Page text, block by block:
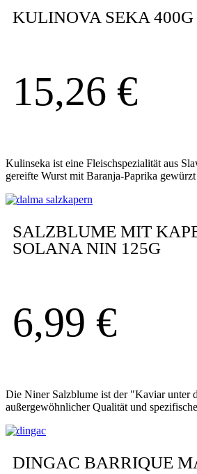
KULINOVA SEKA
15,26 €
Kulinseka ist eine Fleischspezialität aus
gereifte Wurst mit Baranja-Paprika
SALZBLUME MIT
SOLANA NIN 125G
6,99 €
Die Niner Salzblume ist der "Kaviar unter
außergewöhnlicher Qualität und
DINGAC BARRIQUE